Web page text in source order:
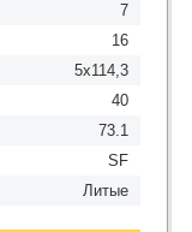
7
16
5x114,3
40
73.1
SF
Литые